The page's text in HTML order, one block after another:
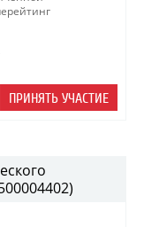
ПРИНЯТЬ УЧАСТИЕ